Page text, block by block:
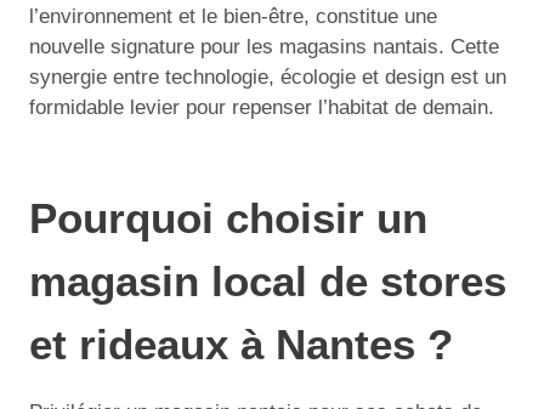
l’environnement et le bien-être, constitue une
nouvelle signature pour les magasins nantais. Cette
synergie entre technologie, écologie et design est un
formidable levier pour repenser l’habitat de demain.
Pourquoi choisir un
magasin local de stores
et rideaux à Nantes ?